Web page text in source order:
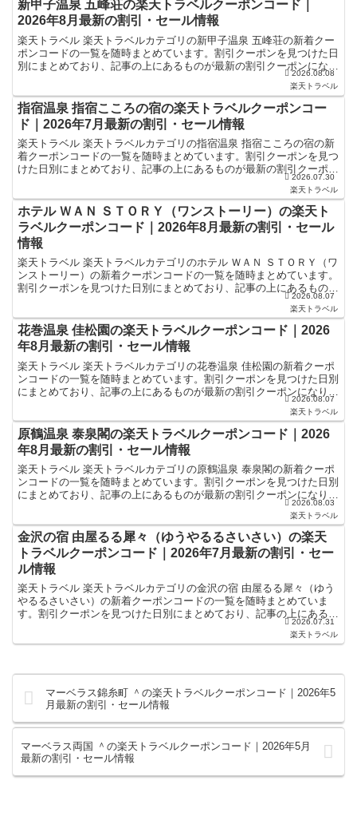
新甲子温泉 五峰荘の楽天トラベルクーポンコード｜
2026年8月最新の割引・セール情報
楽天トラベル 楽天トラベルカテゴリの新甲子温泉 五峰荘の新着クー
ポンコードの一覧を随時まとめています。割引クーポンを見つけた日
別にまとめており、記事の上にあるものが最新の割引クーポンになり
ます。ホテル・旅館宿泊の予約などで使えるクーポンやセ...2026.08.08
楽天トラベル
指宿温泉 指宿こころの宿の楽天トラベルクーポンコー
ド｜2026年7月最新の割引・セール情報
楽天トラベル 楽天トラベルカテゴリの指宿温泉 指宿こころの宿の新
着クーポンコードの一覧を随時まとめています。割引クーポンを見つ
けた日別にまとめており、記事の上にあるものが最新の割引クーポン
になります。ホテル・旅館宿泊の予約などで使えるクーポ...2026.07.30
楽天トラベル
ホテル ＷＡＮ ＳＴＯＲＹ（ワンストーリー）の楽天ト
ラベルクーポンコード｜2026年8月最新の割引・セール
情報
楽天トラベル 楽天トラベルカテゴリのホテル ＷＡＮ ＳＴＯＲＹ（ワ
ンストーリー）の新着クーポンコードの一覧を随時まとめています。
割引クーポンを見つけた日別にまとめており、記事の上にあるものが
最新の割引クーポンになります。ホテル・旅館宿泊の予...
2026.08.07
楽天トラベル
花巻温泉 佳松園の楽天トラベルクーポンコード｜2026
年8月最新の割引・セール情報
楽天トラベル 楽天トラベルカテゴリの花巻温泉 佳松園の新着クーポ
ンコードの一覧を随時まとめています。割引クーポンを見つけた日別
にまとめており、記事の上にあるものが最新の割引クーポンになりま
す。ホテル・旅館宿泊の予約などで使えるクーポンやセー...2026.08.07
楽天トラベル
原鶴温泉 泰泉閣の楽天トラベルクーポンコード｜2026
年8月最新の割引・セール情報
楽天トラベル 楽天トラベルカテゴリの原鶴温泉 泰泉閣の新着クーポ
ンコードの一覧を随時まとめています。割引クーポンを見つけた日別
にまとめており、記事の上にあるものが最新の割引クーポンになりま
す。ホテル・旅館宿泊の予約などで使えるクーポンやセー...2026.08.03
楽天トラベル
金沢の宿 由屋るる犀々（ゆうやるるさいさい）の楽天
トラベルクーポンコード｜2026年7月最新の割引・セー
ル情報
楽天トラベル 楽天トラベルカテゴリの金沢の宿 由屋るる犀々（ゆう
やるるさいさい）の新着クーポンコードの一覧を随時まとめていま
す。割引クーポンを見つけた日別にまとめており、記事の上にあるも
のが最新の割引クーポンになります。ホテル・旅館宿泊の予...2026.07.31
楽天トラベル
マーベラス錦糸町 ＾の楽天トラベルクーポンコード｜2026年5
月最新の割引・セール情報
マーベラス両国 ＾の楽天トラベルクーポンコード｜2026年5月
最新の割引・セール情報